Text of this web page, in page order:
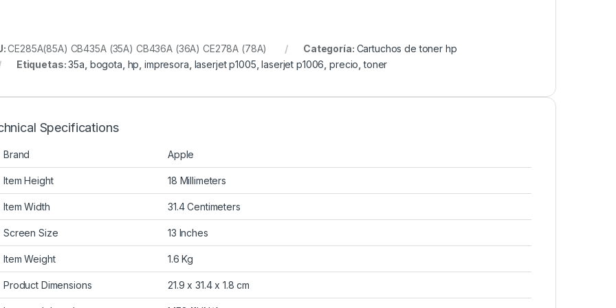
CE285A(85A) CB435A (35A) CB436A (36A) CE278A (78A) Categoría: Cartuchos de toner hp
Etiquetas:35a, bogota, hp,impresora, laserjet p1005,laserjet p1006,precio,toner
Specifications
Brand Apple
Item Height 18 Millimeters
Item Width 31.4 Centimeters
Screen Size 13 Inches
Item Weight 1.6 Kg
Product Dimensions 21.9 x 31.4 x 1.8 cm